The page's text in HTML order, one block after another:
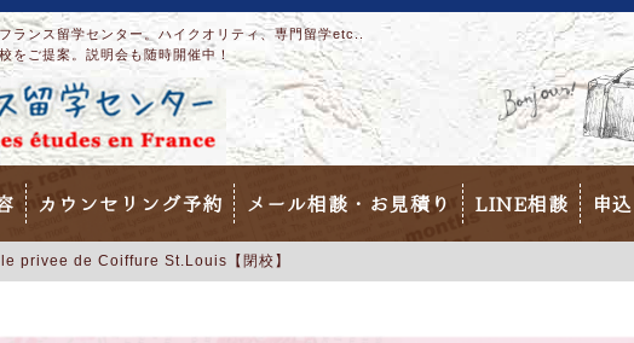
ランス留学センター。ハイクオリティ、専門留学etc..
をご提案。説明会も随時開催中！
カウンセリング予約 メール相談・お見積り LINE相談 申
privee de Coiffure St.Louis【閉校】